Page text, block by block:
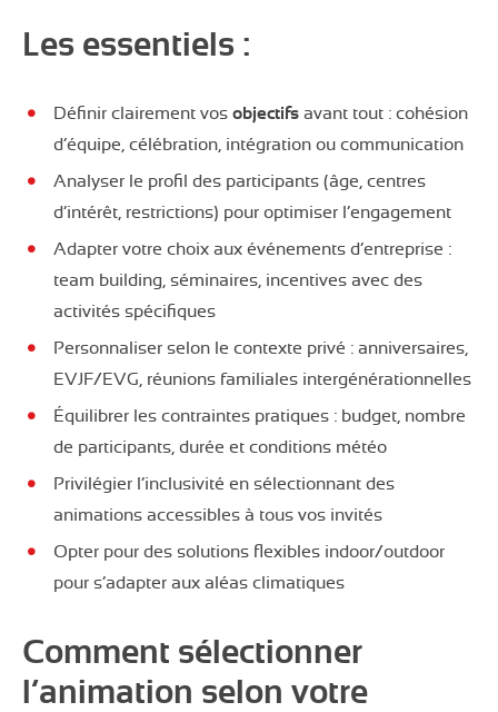
Les essentiels :
Définir clairement vos objectifs avant tout : cohésion
d’équipe, célébration, intégration ou communication
Analyser le profil des participants (âge, centres
d’intérêt, restrictions) pour optimiser l’engagement
Adapter votre choix aux événements d’entreprise :
team building, séminaires, incentives avec des
activités spécifiques
Personnaliser selon le contexte privé : anniversaires,
EVJF/EVG, réunions familiales intergénérationnelles
Équilibrer les contraintes pratiques : budget, nombre
de participants, durée et conditions météo
Privilégier l’inclusivité en sélectionnant des
animations accessibles à tous vos invités
Opter pour des solutions flexibles indoor/outdoor
pour s’adapter aux aléas climatiques
Comment sélectionner
l’animation selon votre